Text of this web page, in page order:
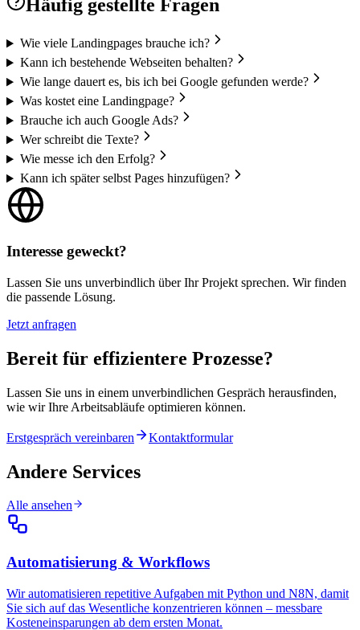
Häufig gestellte Fragen
Wie viele Landingpages brauche ich?
Kann ich bestehende Webseiten behalten?
Wie lange dauert es, bis ich bei Google gefunden werde?
Was kostet eine Landingpage?
Brauche ich auch Google Ads?
Wer schreibt die Texte?
Wie messe ich den Erfolg?
Kann ich später selbst Pages hinzufügen?
Interesse geweckt?
Lassen Sie uns unverbindlich über Ihr Projekt sprechen. Wir finden
die passende Lösung.
Jetzt anfragen
Bereit für effizientere Prozesse?
Lassen Sie uns in einem unverbindlichen Gespräch herausfinden,
wie wir Ihre Arbeitsabläufe optimieren können.
Erstgespräch vereinbaren Kontaktformular
Andere Services
Alle ansehen
Automatisierung & Workflows
Wir automatisieren repetitive Aufgaben mit Python und N8N, damit
Sie sich auf das Wesentliche konzentrieren können – messbare
Kosteneinsparungen ab dem ersten Monat.